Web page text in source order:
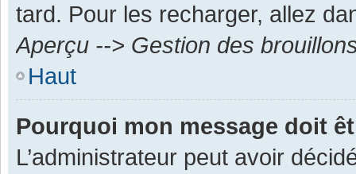
tard. Pour les recharger, allez
Aperçu --> Gestion des
Haut
Pourquoi mon message doit
L’administrateur peut avoir